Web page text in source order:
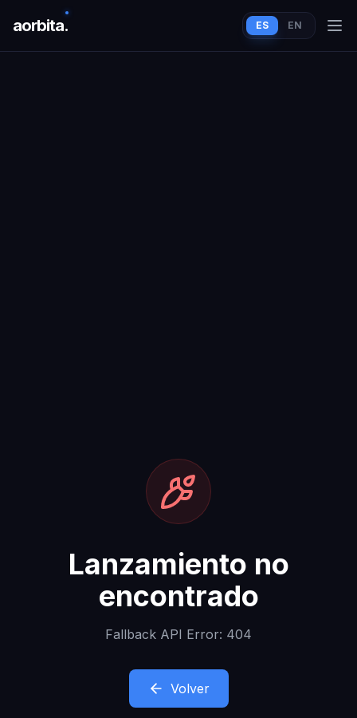
aorbita. ES EN
Lanzamiento no
encontrado
Fallback API Error: 404
Volver